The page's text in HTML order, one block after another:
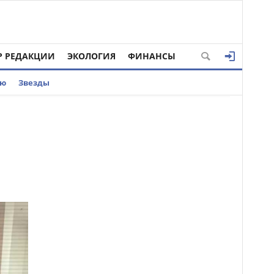
РЕДАКЦИИ ЭКОЛОГИЯ ФИНАНСЫ
Звезды